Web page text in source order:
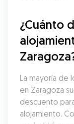
¿Cuánto
La mayoría de
en Zaragoza
descuento
alojamiento.